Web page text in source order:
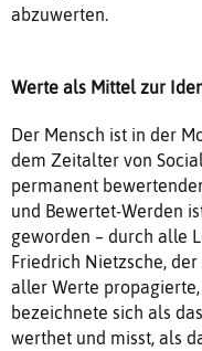
abzuwerten.
Werte als Mittel zur
Der Mensch ist in der
dem Zeitalter von
permanent
und Bewertet-Werden
geworden – durch alle
Friedrich Nietzsche,
aller Werte
bezeichnete sich als
werthet und misst, als